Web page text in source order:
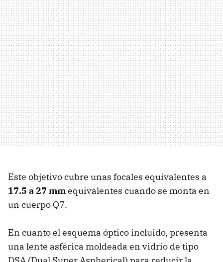
Este objetivo cubre unas focales equivalentes a
17.5 a 27 mmequivalentes cuando se monta en
un cuerpo Q7.
En cuanto el esquema óptico incluido, presenta
una lente asférica moldeada en vidrio de tipo